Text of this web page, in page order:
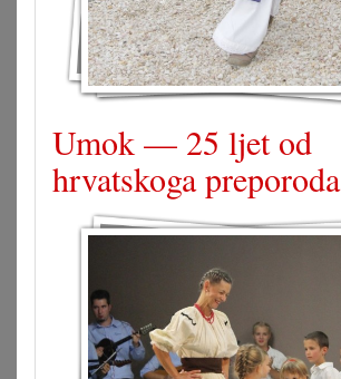
Umok — 25 ljet od
hrvatskoga preporoda